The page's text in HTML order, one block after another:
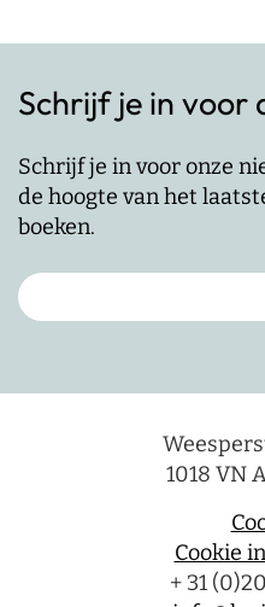
Schrijf je in voor
Schrijf je in voor onze
de hoogte van het
boeken.
1018 VN
Cookie
+ 31